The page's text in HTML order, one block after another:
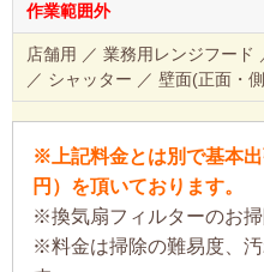
作業範囲外
店舗用 ／ 業務用レンジフード
／ シャッター ／ 壁面(正面・
※上記料金とは別で基本
円）を頂いております。
※換気扇フィルターのお掃
※料金は掃除の難易度、